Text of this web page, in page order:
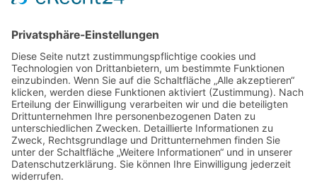
info@picture-partners.com